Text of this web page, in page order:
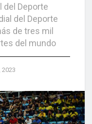
del Deporte
del Deporte
de tres mil
del mundo
2023